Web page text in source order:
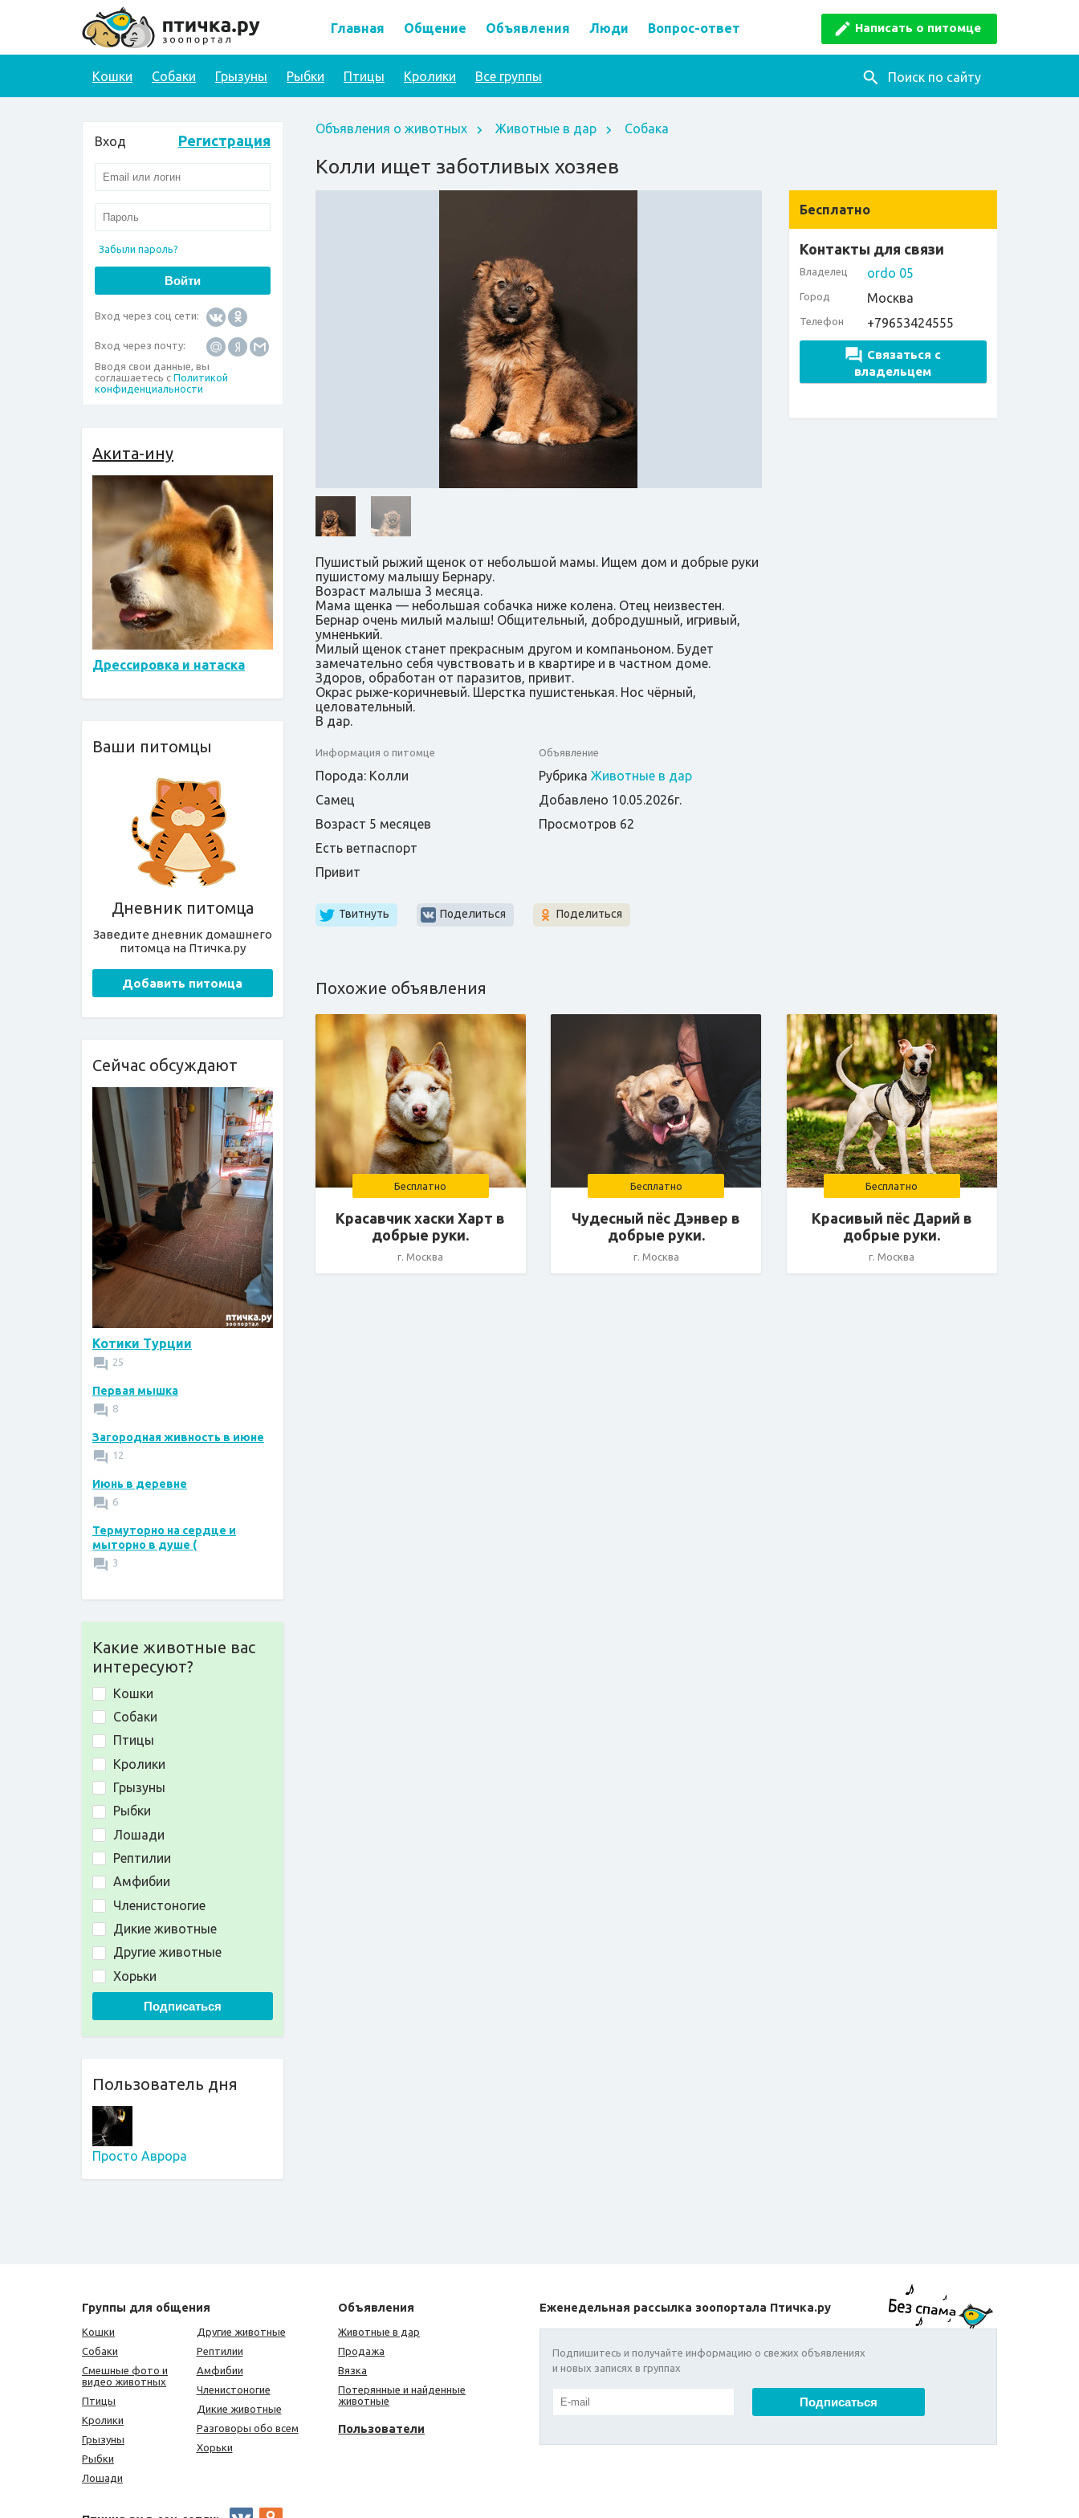
Написать о питомце
Главная Общение Объявления Люди Вопрос-ответ
Поиск по сайту
Кошки Собаки Грызуны Рыбки Птицы Кролики Все группы
Вход Регистрация
Забыли пароль?
Вход через соц сети:
Вход через почту:
Вводя свои данные, вы
соглашаетесь с Политикой
конфиденциальности
Акита-ину
Дрессировка и натаска
Ваши питомцы
Дневник питомца
Заведите дневник домашнего
питомца на Птичка.ру
Добавить питомца
Сейчас обсуждают
Котики Турции
25
Первая мышка
8
Загородная живность в июне
12
Июнь в деревне
6
Термуторно на сердце и
мыторно в душе (
3
Какие животные вас
интересуют?
Кошки
Собаки
Птицы
Кролики
Грызуны
Рыбки
Лошади
Рептилии
Амфибии
Членистоногие
Дикие животные
Другие животные
Хорьки
Подписаться
Пользователь дня
Просто Аврора
Объявления о животных Животные в дар Собака
Колли ищет заботливых хозяев
Бесплатно
Контакты для связи
Владелец ordo 05
Город Москва
Телефон +79653424555
Связаться с
владельцем
Пушистый рыжий щенок от небольшой мамы. Ищем дом и добрые руки
пушистому малышу Бернару.
Возраст малыша 3 месяца.
Мама щенка — небольшая собачка ниже колена. Отец неизвестен.
Бернар очень милый малыш! Общительный, добродушный, игривый,
умненький.
Милый щенок станет прекрасным другом и компаньоном. Будет
замечательно себя чувствовать и в квартире и в частном доме.
Здоров, обработан от паразитов, привит.
Окрас рыже-коричневый. Шерстка пушистенькая. Нос чёрный,
целовательный.
В дар.
Информация о питомце
Порода: Колли
Самец
Возраст 5 месяцев
Есть ветпаспорт
Привит
Объявление
Рубрика Животные в дар
Добавлено 10.05.2026г.
Просмотров 62
Твитнуть Поделиться Поделиться
Похожие объявления
Бесплатно
Красавчик хаски Харт в
добрые руки.
г. Москва
Бесплатно
Чудесный пёс Дэнвер в
добрые руки.
г. Москва
Бесплатно
Красивый пёс Дарий в
добрые руки.
г. Москва
Группы для общения
Кошки
Собаки
Смешные фото и
видео животных
Птицы
Кролики
Грызуны
Рыбки
Лошади
Другие животные
Рептилии
Амфибии
Членистоногие
Дикие животные
Разговоры обо всем
Хорьки
Объявления
Животные в дар
Продажа
Вязка
Потерянные и найденные
животные
Пользователи
Еженедельная рассылка зоопортала Птичка.ру
Подпишитесь и получайте информацию о свежих объявлениях
и новых записях в группах